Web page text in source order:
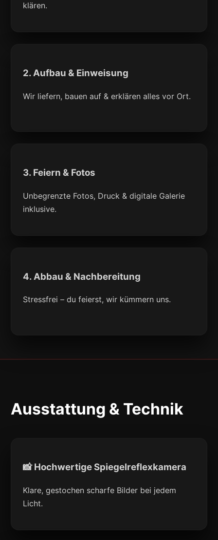
klären.
2. Aufbau & Einweisung
Wir liefern, bauen auf & erklären alles vor Ort.
3. Feiern & Fotos
Unbegrenzte Fotos, Druck & digitale Galerie
inklusive.
4. Abbau & Nachbereitung
Stressfrei – du feierst, wir kümmern uns.
Ausstattung & Technik
📸 Hochwertige Spiegelreflexkamera
Klare, gestochen scharfe Bilder bei jedem
Licht.